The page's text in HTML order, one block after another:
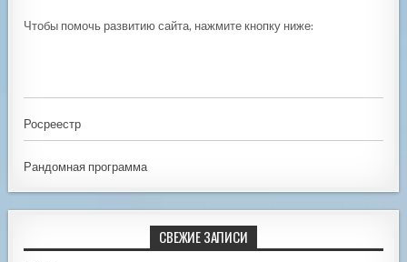
Чтобы помочь развитию сайта, нажмите кнопку ниже:
Росреестр
Рандомная программа
СВЕЖИЕ ЗАПИСИ